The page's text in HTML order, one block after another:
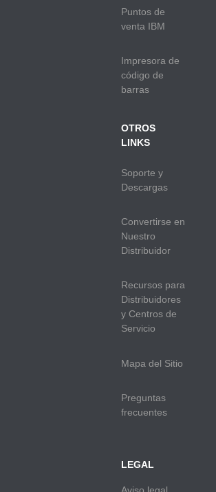
Puntos de
venta IBM
Impresora de
código de
barras
OTROS
LINKS
Soporte y
Descargas
Convertirse en
Nuestro
Distribuidor
Recursos para
Distribuidores
y Centros de
Servicio
Mapa del Sitio
Preguntas
frecuentes
LEGAL